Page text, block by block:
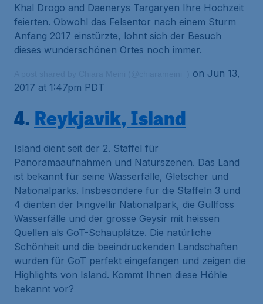
Khal Drogo and Daenerys Targaryen Ihre Hochzeit
feierten. Obwohl das Felsentor nach einem Sturm
Anfang 2017 einstürzte, lohnt sich der Besuch
dieses wunderschönen Ortes noch immer.
on Jun 13,
2017 at 1:47pm PDT
4. Reykjavik, Island
Island dient seit der 2. Staffel für
Panoramaaufnahmen und Naturszenen. Das Land
ist bekannt für seine Wasserfälle, Gletscher und
Nationalparks. Insbesondere für die Staffeln 3 und
4 dienten der Þingvellir Nationalpark, die Gullfoss
Wasserfälle und der grosse Geysir mit heissen
Quellen als GoT-Schauplätze. Die natürliche
Schönheit und die beeindruckenden Landschaften
wurden für GoT perfekt eingefangen und zeigen die
Highlights von Island. Kommt Ihnen diese Höhle
bekannt vor?